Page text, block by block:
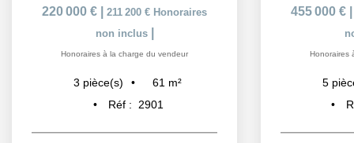
220 000 € 211 200 € Honoraires
non inclus
Honoraires à la charge du vendeur
3 pièce(s) 61 m²
Réf :
2901
455 000 €
Honoraires
5